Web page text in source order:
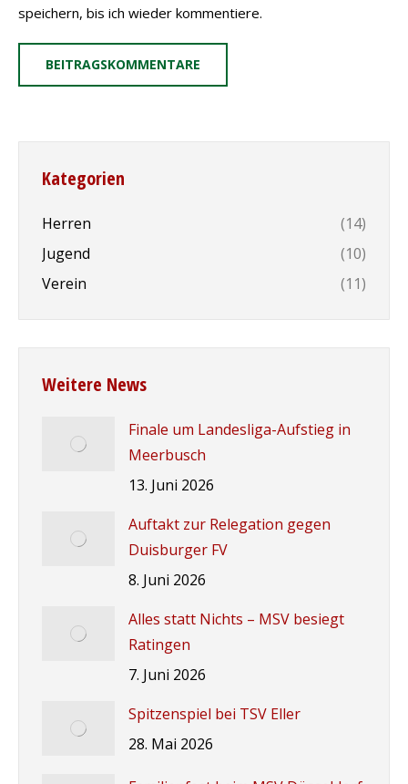
speichern, bis ich wieder kommentiere.
BEITRAGSKOMMENTARE
Kategorien
Herren
(14)
Jugend
(10)
Verein
(11)
Weitere News
Finale um Landesliga-Aufstieg in
Meerbusch
13. Juni 2026
Auftakt zur Relegation gegen
Duisburger FV
8. Juni 2026
Alles statt Nichts – MSV besiegt
Ratingen
7. Juni 2026
Spitzenspiel bei TSV Eller
28. Mai 2026